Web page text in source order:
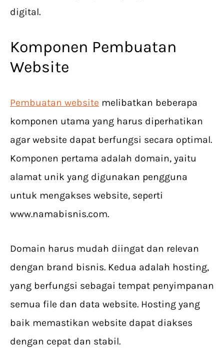
digital.
Komponen Pembuatan
Website
Pembuatan website melibatkan beberapa
komponen utama yang harus diperhatikan
agar website dapat berfungsi secara optimal.
Komponen pertama adalah domain, yaitu
alamat unik yang digunakan pengguna
untuk mengakses website, seperti
www.namabisnis.com.
Domain harus mudah diingat dan relevan
dengan brand bisnis. Kedua adalah hosting,
yang berfungsi sebagai tempat penyimpanan
semua file dan data website. Hosting yang
baik memastikan website dapat diakses
dengan cepat dan stabil.